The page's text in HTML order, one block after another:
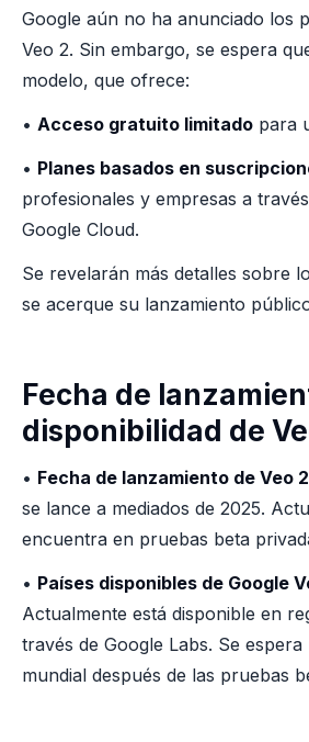
Google aún no ha anunciado los
Veo 2. Sin embargo, se espera
modelo, que ofrece:
• Acceso gratuito limitado para
• Planes basados en
profesionales y empresas a
Google Cloud.
Se revelarán más detalles sobre
se acerque su lanzamiento
Fecha de
disponibilidad de
• Fecha de lanzamiento de Veo 2
se lance a mediados de 2025.
encuentra en pruebas beta
• Países disponibles de Google
Actualmente está disponible en
través de Google Labs. Se
mundial después de las pruebas